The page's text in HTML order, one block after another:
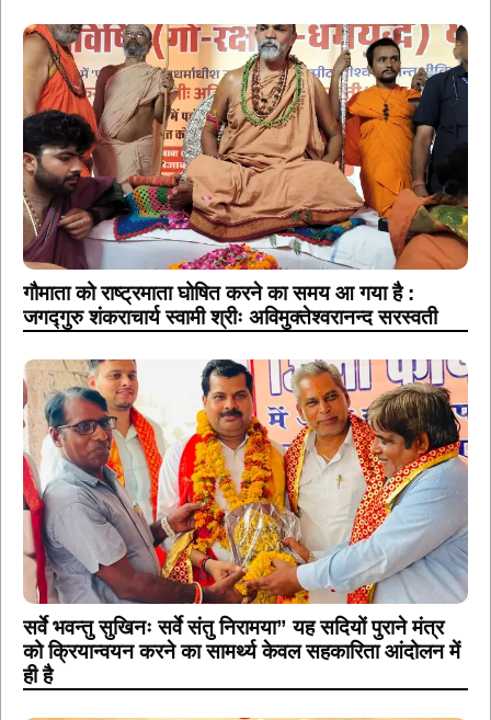
गौमाता को राष्ट्रमाता घोषित करने का समय आ गया है :
जगद्गुरु शंकराचार्य स्वामी श्रीः अविमुक्तेश्वरानन्द सरस्वती
सर्वे भवन्तु सुखिनः सर्वे संतु निरामया” यह सदियों पुराने मंत्र
को क्रियान्वयन करने का सामर्थ्य केवल सहकारिता आंदोलन में
ही है